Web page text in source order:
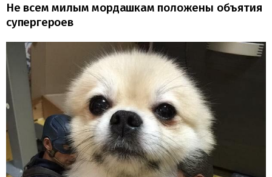
Не всем милым мордашкам положены объятия
супергероев